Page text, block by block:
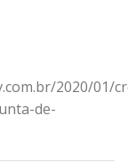
2020/01/
de-